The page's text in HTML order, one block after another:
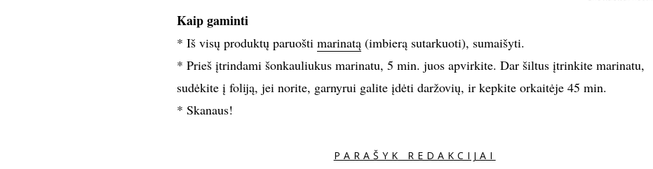
Kaip gaminti
* Iš visų produktų paruošti marinatą(imbierą sutarkuoti), sumaišyti.
* Prieš įtrindami šonkauliukus marinatu, 5 min. juos apvirkite. Dar šiltus įtrinkite marinatu,
sudėkite į foliją, jei norite, garnyrui galite įdėti daržovių, ir kepkite orkaitėje 45 min.
* Skanaus!
PARAŠYK REDAKCIJAI